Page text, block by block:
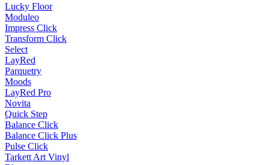
Lucky Floor
Moduleo
Impress Click
Transform Click
Select
LayRed
Parquetry
Moods
LayRed Pro
Novita
Quick Step
Balance Click
Balance Click Plus
Pulse Click
Tarkett Art Vinyl